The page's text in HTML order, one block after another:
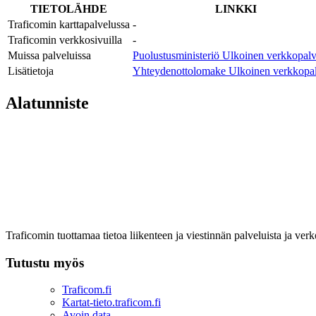
TIETOLÄHDE
LINKKI
Traficomin karttapalvelussa -
Traficomin verkkosivuilla
-
Muissa palveluissa
Puolustusministeriö Ulkoinen
Lisätietoja
Yhteydenottolomake Ulkoinen
Alatunniste
Traficomin tuottamaa tietoa liikenteen ja viestinnän palveluista ja
Tutustu myös
Traficom.fi
Kartat-tieto.traficom.fi